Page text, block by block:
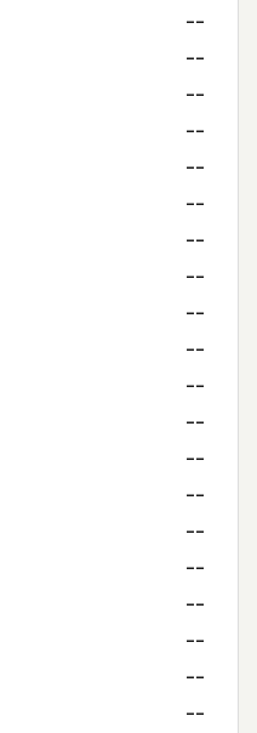
--
--
--
--
--
--
--
--
--
--
--
--
--
--
--
--
--
--
--
--